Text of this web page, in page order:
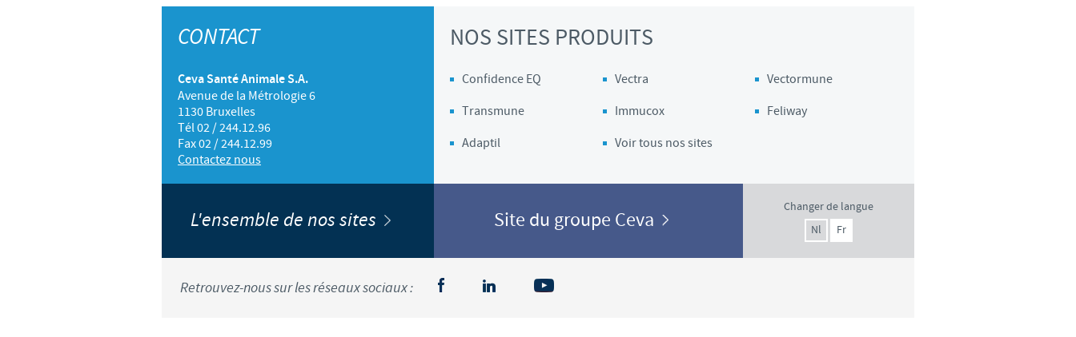
CONTACT
Ceva Santé Animale S.A.
Avenue de la Métrologie 6
1130 Bruxelles
Tél 02 / 244.12.96
Fax 02 / 244.12.99
Contactez nous
NOS SITES PRODUITS
Confidence EQ Vectra
Vectormune
Transmune
Immucox
Feliway
Adaptil
Voir tous nos sites
L'ensemble de nos sites Site du groupe Ceva
Changer de langue
Nl
Fr
Retrouvez-nous sur les réseaux sociaux :